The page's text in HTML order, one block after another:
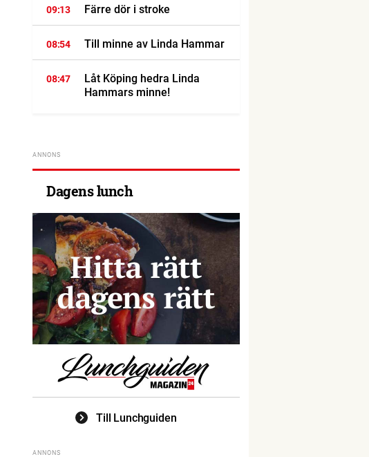
09:13 Färre dör i stroke
08:54 Till minne av Linda Hammar
08:47
Låt Köping hedra Linda
Hammars minne!
Dagens lunch
Till Lunchguiden